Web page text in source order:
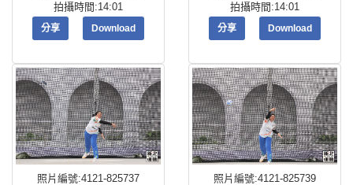
拍攝時間:14:01
分享 Download
拍攝時間:14:01
分享 Download
照片編號:4121-825737
照片編號:4121-825739